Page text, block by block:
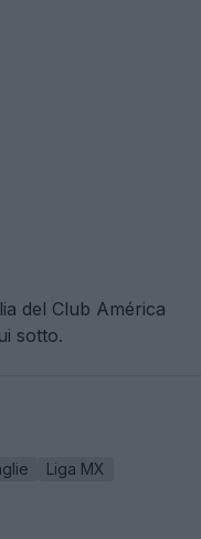
del Club América
sotto.
Liga MX